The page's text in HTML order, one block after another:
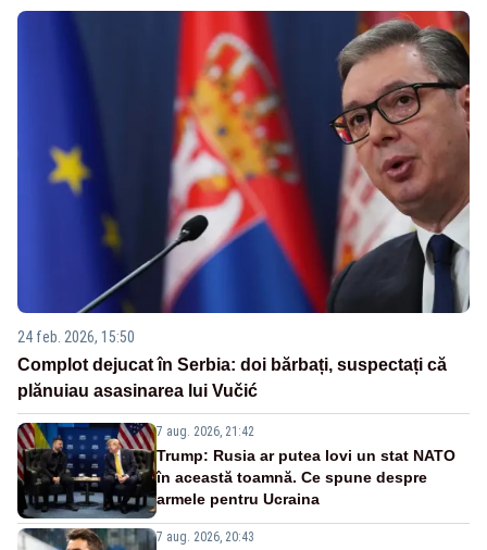
24 feb. 2026, 15:50
Complot dejucat în Serbia: doi bărbați, suspectați că
plănuiau asasinarea lui Vučić
7 aug. 2026, 21:42
Trump: Rusia ar putea lovi un stat NATO
în această toamnă. Ce spune despre
armele pentru Ucraina
7 aug. 2026, 20:43